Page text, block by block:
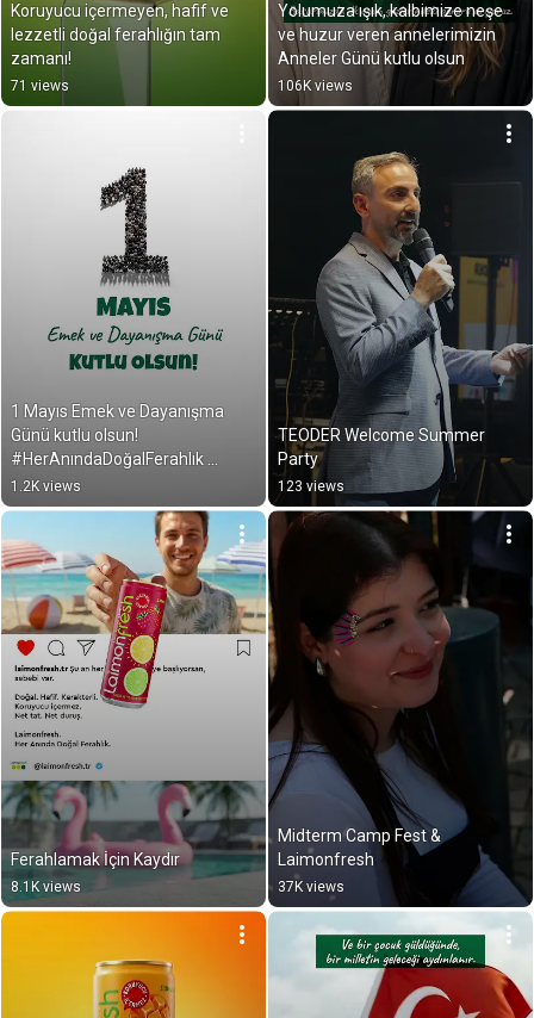
Koruyucu içermeyen, hafif ve
lezzetli doğal ferahlığın tam
zamanı!
71 views
Yolumuza ışık, kalbimize neşe
ve huzur veren annelerimizin
Anneler Günü kutlu olsun
106K views
1 Mayıs Emek ve Dayanışma
Günü kutlu olsun!
#HerAnındaDoğalFerahlık
#Laimonfresh
1.2K views
TEODER Welcome Summer
Party
123 views
Ferahlamak İçin Kaydır
8.1K views
Midterm Camp Fest &
Laimonfresh
37K views